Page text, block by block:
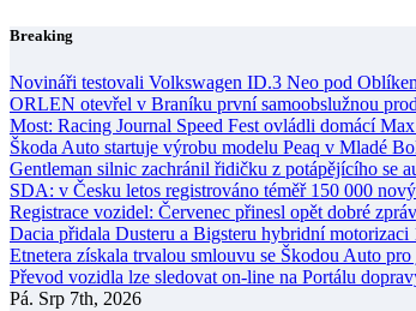
Skip
content
Breaking
Novináři testovali Volkswagen ID.3 Neo pod
ORLEN otevřel v Braníku první samoobslužnou
Most: Racing Journal Speed Fest ovládli domácí
Škoda Auto startuje výrobu modelu Peaq v Mladé
Gentleman silnic zachránil řidičku z potápějícího se
SDA: v Česku letos registrováno téměř 150 000
Registrace vozidel: Červenec přinesl opět dobré
Dacia přidala Dusteru a Bigsteru hybridní motorizaci
Etnetera získala trvalou smlouvu se Škodou Auto
Převod vozidla lze sledovat on-line na Portálu
Pá. Srp 7th, 2026